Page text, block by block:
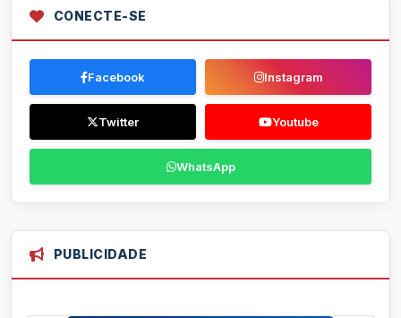
CONECTE-SE
Facebook Instagram
Twitter Youtube
WhatsApp
PUBLICIDADE